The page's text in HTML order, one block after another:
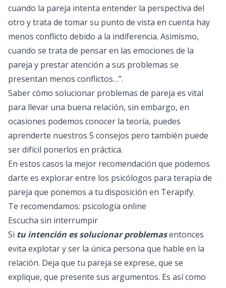
cuando la pareja intenta entender la perspectiva del
otro y trata de tomar su punto de vista en cuenta hay
menos conflicto debido a la indiferencia. Asimismo,
cuando se trata de pensar en las emociones de la
pareja y prestar atención a sus problemas se
presentan menos conflictos…”.
Saber cómo solucionar problemas de pareja es vital
para llevar una buena relación, sin embargo, en
ocasiones podemos conocer la teoría, puedes
aprenderte nuestros 5 consejos pero también puede
ser difícil ponerlos en práctica.
En estos casos la mejor recomendación que podemos
darte es explorar entre los psicólogos para terapia de
pareja que ponemos a tu disposición en Terapify.
Te recomendamos: psicologia online
Escucha sin interrumpir
Si tu intención es solucionar problemasentonces
evita explotar y ser la única persona que hable en la
relación. Deja que tu pareja se exprese, que se
explique, que presente sus argumentos. Es así como